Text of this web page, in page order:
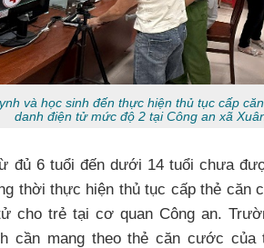
và học sinh đến thực hiện thủ tục cấp
danh điện tử mức độ 2 tại Công an xã
đủ 6 tuổi đến dưới 14 tuổi chưa
thời thực hiện thủ tục cấp thẻ căn
cho trẻ tại cơ quan Công an.
cần mang theo thẻ căn cước của